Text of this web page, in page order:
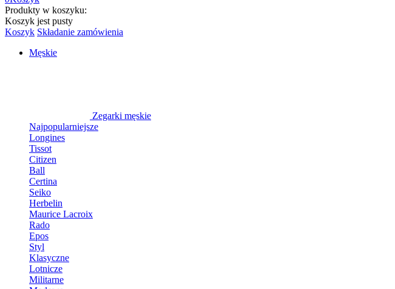
Produkty w koszyku:
Koszyk jest pusty
Koszyk Składanie zamówienia
Męskie
Zegarki męskie
Najpopularniejsze
Longines
Tissot
Citizen
Ball
Certina
Seiko
Herbelin
Maurice Lacroix
Rado
Epos
Styl
Klasyczne
Lotnicze
Militarne